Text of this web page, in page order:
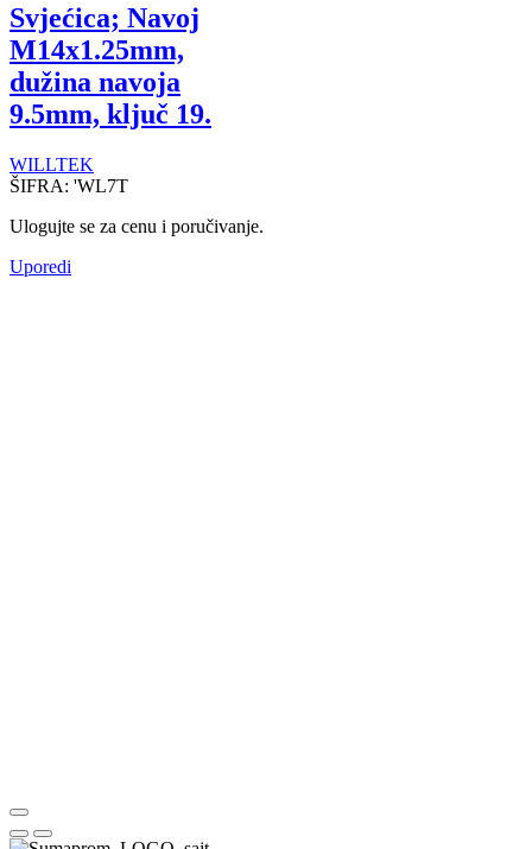
Svjećica; Navoj
M14x1.25mm,
dužina navoja
9.5mm, ključ 19.
WILLTEK
ŠIFRA: 'WL7T
Ulogujte se za cenu i poručivanje.
Uporedi